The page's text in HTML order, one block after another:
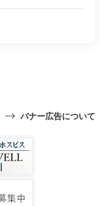
バナー広告について